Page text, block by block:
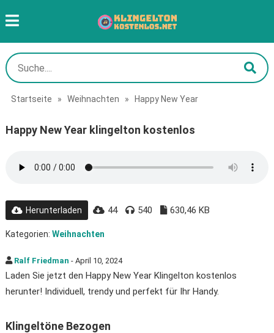
Startseite » Weihnachten » Happy New Year
Happy New Year klingelton kostenlos
Herunterladen 44 540 630,46 KB
Kategorien: Weihnachten
Ralf Friedman - April 10, 2024
Laden Sie jetzt den Happy New Year Klingelton kostenlos
herunter! Individuell, trendy und perfekt für Ihr Handy.
Klingeltöne Bezogen